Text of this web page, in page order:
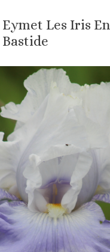
Eymet Les Iris En
Bastide